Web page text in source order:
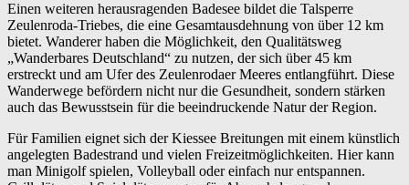
Einen weiteren herausragenden Badesee bildet die Talsperre
Zeulenroda-Triebes, die eine Gesamtausdehnung von über 12 km
bietet. Wanderer haben die Möglichkeit, den Qualitätsweg
„Wanderbares Deutschland“ zu nutzen, der sich über 45 km
erstreckt und am Ufer des Zeulenrodaer Meeres entlangführt. Diese
Wanderwege befördern nicht nur die Gesundheit, sondern stärken
auch das Bewusstsein für die beeindruckende Natur der Region.
Für Familien eignet sich der Kiessee Breitungen mit einem künstlich
angelegten Badestrand und vielen Freizeitmöglichkeiten. Hier kann
man Minigolf spielen, Volleyball oder einfach nur entspannen.